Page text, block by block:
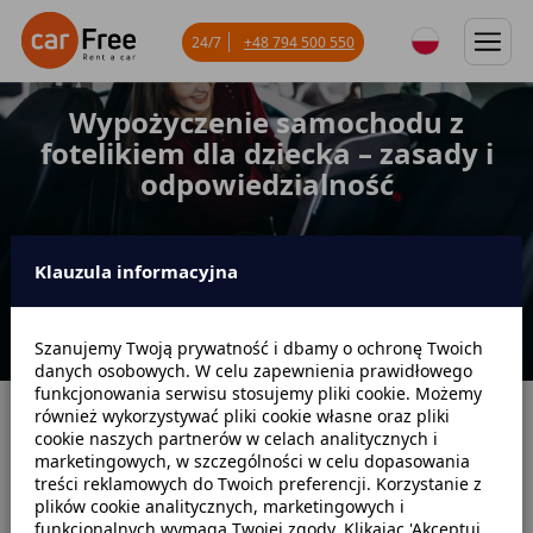
Wypożyczenie samochodu z
fotelikiem dla dziecka – zasady i
odpowiedzialność
24/7 +48 794 500 550
Strona główna Blog
Poradniki dotyczące wynajmu
Wypożyczenie samochodu z fotelikiem dla dziecka – zasady i
odpowiedzialność
Klauzula informacyjna
Szanujemy Twoją prywatność i dbamy o ochronę Twoich
danych osobowych. W celu zapewnienia prawidłowego
funkcjonowania serwisu stosujemy pliki cookie. Możemy
również wykorzystywać pliki cookie własne oraz pliki
cookie naszych partnerów w celach analitycznych i
marketingowych, w szczególności w celu dopasowania
treści reklamowych do Twoich preferencji. Korzystanie z
plików cookie analitycznych, marketingowych i